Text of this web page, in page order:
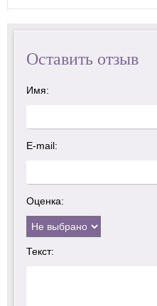
Оставить отзыв
Имя:
E-mail:
Оценка:
Текст: